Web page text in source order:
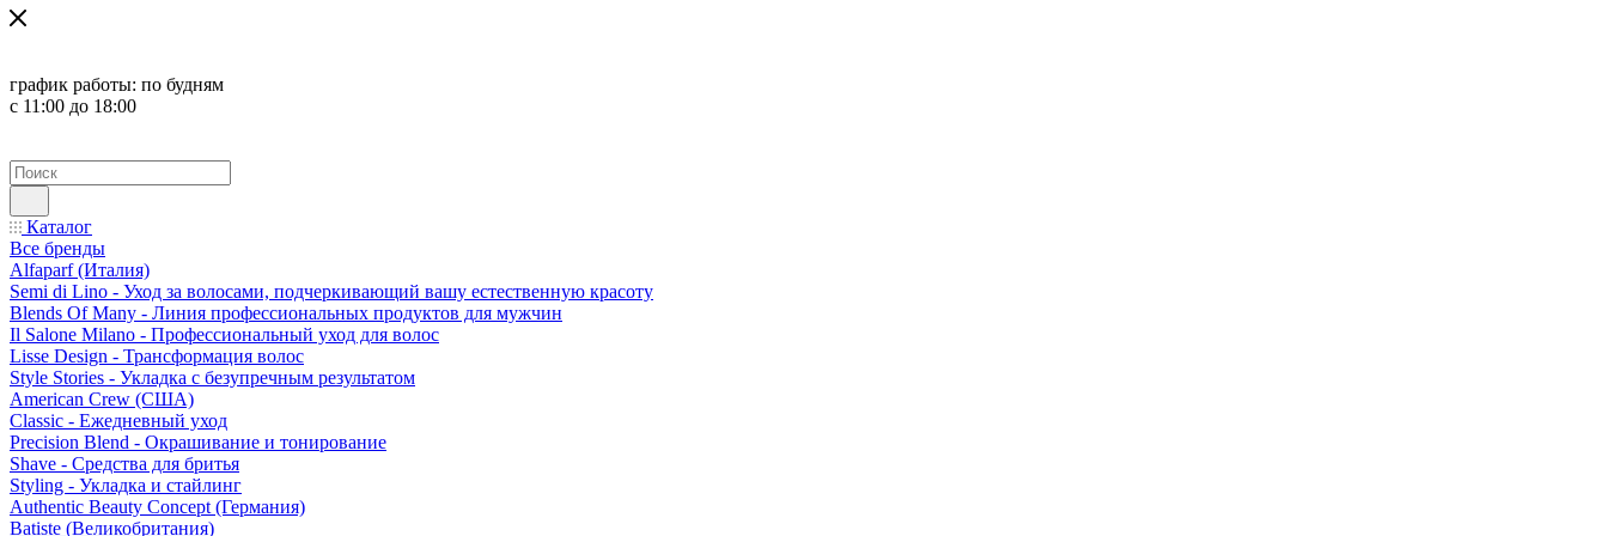
график работы: по будням
с 11:00 до 18:00
Каталог
Все бренды
Alfaparf (Италия)
Semi di Lino - Уход за волосами, подчеркивающий вашу естественную красоту
Blends Of Many - Линия профессиональных продуктов для мужчин
Il Salone Milano - Профессиональный уход для волос
Lisse Design - Трансформация волос
Style Stories - Укладка с безупречным результатом
American Crew (США)
Classic - Ежедневный уход
Precision Blend - Окрашивание и тонирование
Shave - Средства для бритья
Styling - Укладка и стайлинг
Authentic Beauty Concept (Германия)
Batiste (Великобритания)